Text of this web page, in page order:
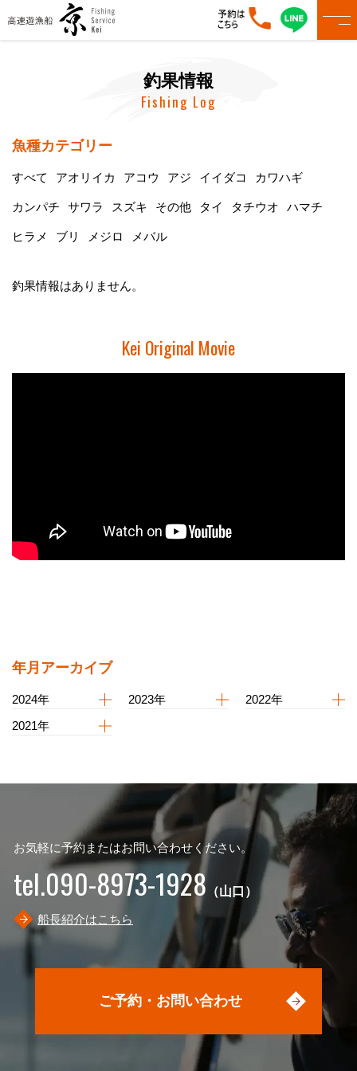
釣果情報
Fishing Log
魚種カテゴリー
すべて アオリイカ アコウ アジ イイダコ カワハギ
カンパチ サワラ スズキ その他 タイ タチウオ ハマチ
ヒラメ ブリ メジロ メバル
釣果情報はありません。
Kei Original Movie
年月アーカイブ
2024年 2023年
2022年
2021年
お気軽に予約またはお問い合わせください。
tel.090-8973-1928 （山口）
船長紹介はこちら
ご予約・お問い合わせ